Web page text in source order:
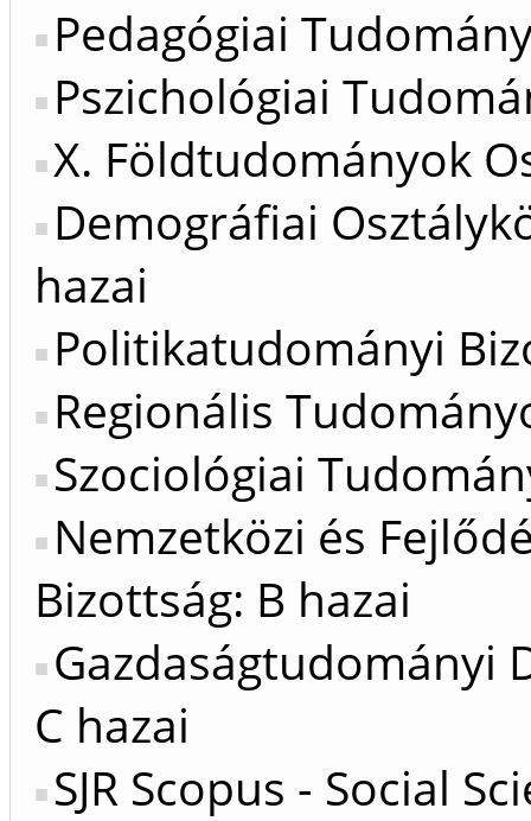
Pedagógiai
Pszichológiai
X. Földtudományok
Demográfiai
hazai
Politikatudományi
Regionális
Szociológiai
Nemzetközi és
Bizottság: B hazai
Gazdaságtudományi
C hazai
SJR Scopus - Social